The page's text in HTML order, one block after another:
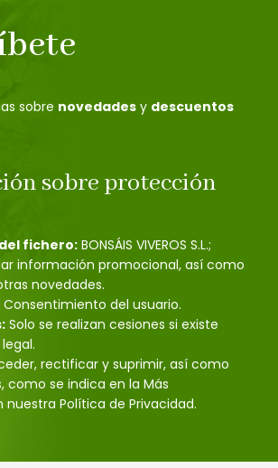
sobre novedades y descuentos
sobre protección
fichero: BONSÁIS VIVEROS S.L.;
información promocional, así como
novedades.
Consentimiento del usuario.
Solo se realizan cesiones si existe
rectificar y suprimir, así como
como se indica en la Más
Política de Privacidad.